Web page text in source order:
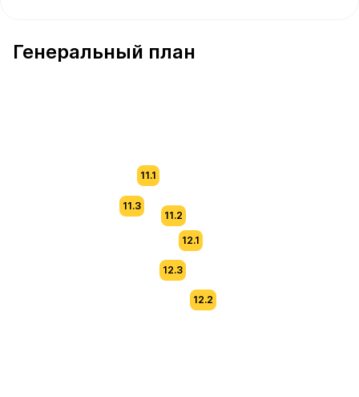
Генеральный план
11.3
11.1
11.2
12.1
12.2
12.3